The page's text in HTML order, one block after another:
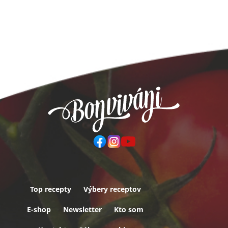
Top recepty Výbery receptov
E-shop Newsletter Kto som